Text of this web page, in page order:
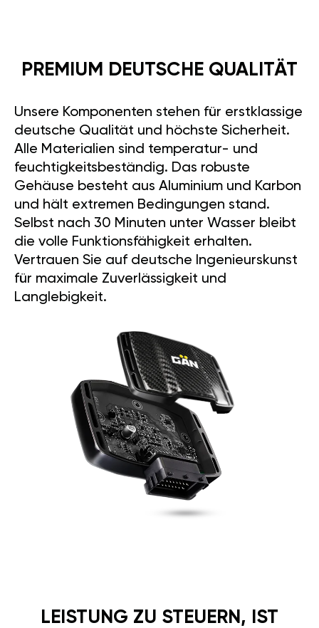
PREMIUM DEUTSCHE QUALITÄT
Unsere Komponenten stehen für erstklassige
deutsche Qualität und höchste Sicherheit.
Alle Materialien sind temperatur- und
feuchtigkeitsbeständig. Das robuste
Gehäuse besteht aus Aluminium und Karbon
und hält extremen Bedingungen stand.
Selbst nach 30 Minuten unter Wasser bleibt
die volle Funktionsfähigkeit erhalten.
Vertrauen Sie auf deutsche Ingenieurskunst
für maximale Zuverlässigkeit und
Langlebigkeit.
LEISTUNG ZU STEUERN, IST